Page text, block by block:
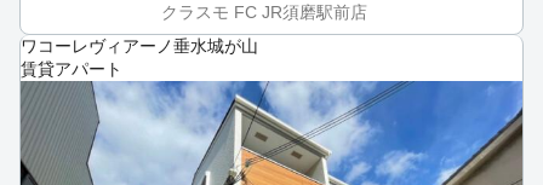
クラスモ FC JR須磨駅前店
ワコーレヴィアーノ垂水城が山
賃貸アパート